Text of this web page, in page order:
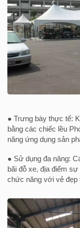
● Trưng bày thực tế:
bằng các chiếc lều
năng ứng dụng sản
● Sử dụng đa năng:
bãi đỗ xe, địa điểm
chức năng với vẻ đẹp